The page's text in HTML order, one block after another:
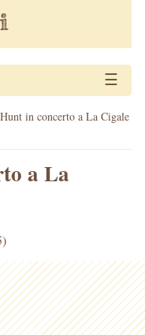
☰
in concerto a La Cigale
a La